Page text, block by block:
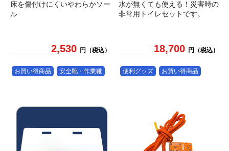
床を傷付けにくいやわらかソー
ル
2,530 円（税込）
お買い得商品 安全靴・作業靴
水が無くても使える！災害時の
非常用トイレセットです。
18,700 円（税込）
便利グッズ お買い得商品